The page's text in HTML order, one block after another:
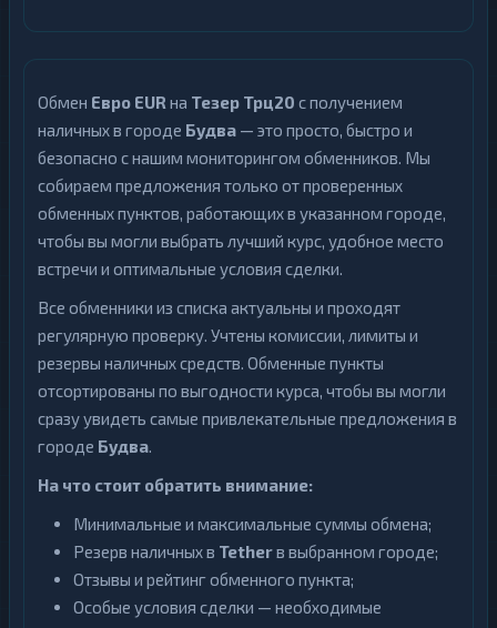
Обмен Евро EUR на Тезер Трц20 с получением
наличных в городе Будва — это просто, быстро и
безопасно с нашим мониторингом обменников. Мы
собираем предложения только от проверенных
обменных пунктов, работающих в указанном городе,
чтобы вы могли выбрать лучший курс, удобное место
встречи и оптимальные условия сделки.
Все обменники из списка актуальны и проходят
регулярную проверку. Учтены комиссии, лимиты и
резервы наличных средств. Обменные пункты
отсортированы по выгодности курса, чтобы вы могли
сразу увидеть самые привлекательные предложения в
городе Будва.
На что стоит обратить внимание:
Минимальные и максимальные суммы обмена;
Резерв наличных в Tetherв выбранном городе;
Отзывы и рейтинг обменного пункта;
Особые условия сделки — необходимые